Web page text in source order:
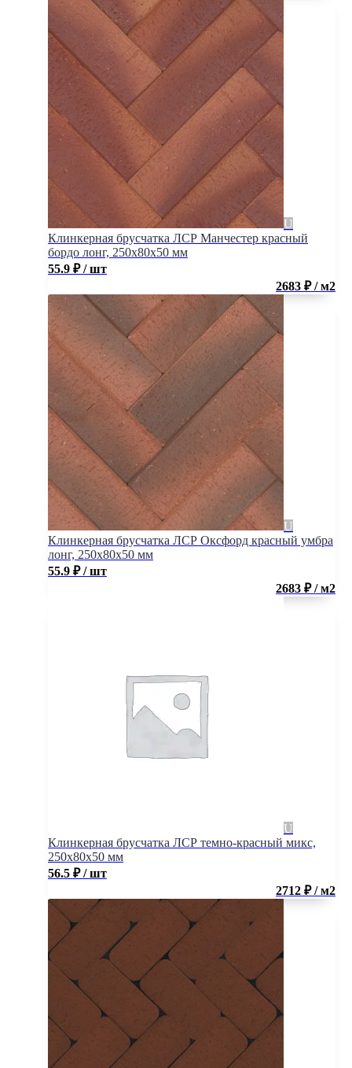
Клинкерная брусчатка ЛСР Манчестер красный
бордо лонг, 250x80x50 мм
55.9 ₽ / шт
2683 ₽ / м2
Клинкерная брусчатка ЛСР Оксфорд красный умбра
лонг, 250x80x50 мм
55.9 ₽ / шт
2683 ₽ / м2
Клинкерная брусчатка ЛСР темно-красный микс,
250x80x50 мм
56.5 ₽ / шт
2712 ₽ / м2